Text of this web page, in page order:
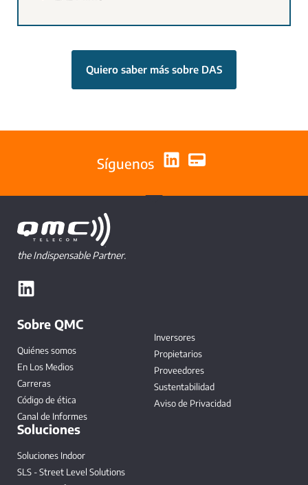
Quiero saber más sobre DAS
Síguenos
the Indispensable Partner.
Sobre QMC
Quiénes somos
En Los Medios
Carreras
Código de ética
Canal de Informes
Inversores
Propietarios
Proveedores
Sustentabilidad
Aviso de Privacidad
Soluciones
Soluciones Indoor
SLS - Street Level Solutions